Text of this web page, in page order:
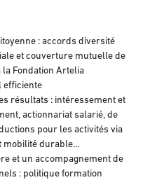
: accords diversité
et couverture mutuelle de
la Fondation Artelia
efficiente
résultats : intéressement et
actionnariat salarié, de
pour les activités via
durable...
et un accompagnement de
: politique formation